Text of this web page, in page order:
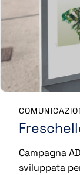
Campagna
sviluppata